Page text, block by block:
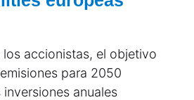
los accionistas, el objetivo
para 2050
anuales